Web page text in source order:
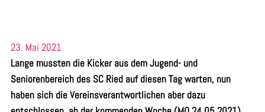
23. Mai 2021
Lange mussten die Kicker aus dem Jugend- und
Seniorenbereich des SC Ried auf diesen Tag warten, nun
haben sich die Vereinsverantwortlichen aber dazu